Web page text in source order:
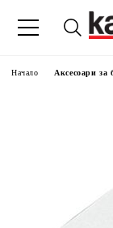
Начало Аксесоари за